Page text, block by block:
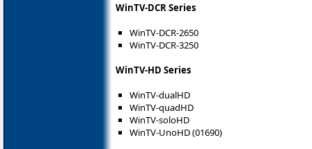
WinTV-DCR Series
WinTV-DCR-2650
WinTV-DCR-3250
WinTV-HD Series
WinTV-dualHD
WinTV-quadHD
WinTV-soloHD
WinTV-UnoHD (01690)